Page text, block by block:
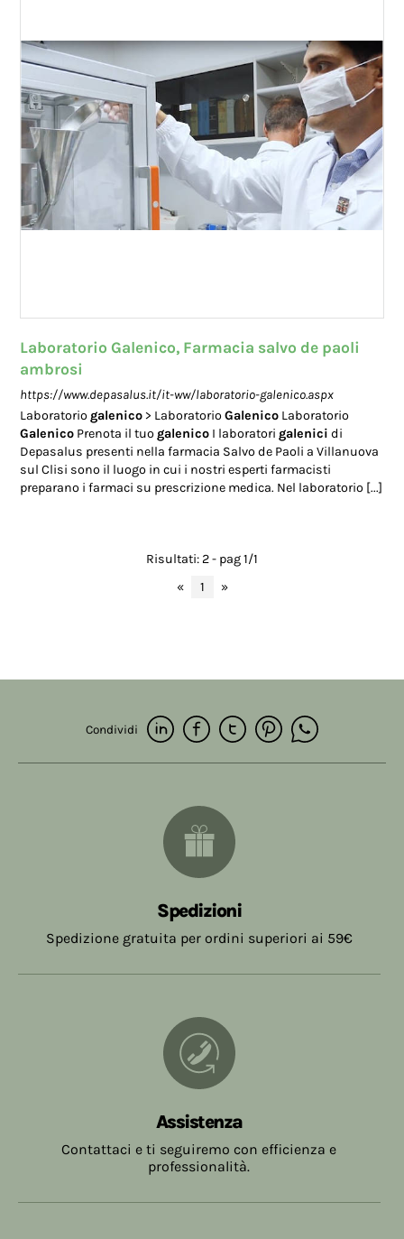
Laboratorio Galenico, Farmacia salvo de paoli
ambrosi
https://www.depasalus.it/it-ww/laboratorio-galenico.aspx
Laboratoriogalenico> LaboratorioGalenico Laboratorio
Galenico Prenota il tuogalenico I laboratorigalenici di
Depasalus presenti nella farmacia Salvo de Paoli a Villanuova
sul Clisi sono il luogo in cui i nostri esperti farmacisti
preparano i farmaci su prescrizione medica. Nel laboratorio [...]
Risultati: 2 - pag 1/1
«
1 »
Condividi
Spedizioni
Spedizione gratuita per ordini superiori ai 59€
Assistenza
Contattaci e ti seguiremo con efficienza e
professionalità.